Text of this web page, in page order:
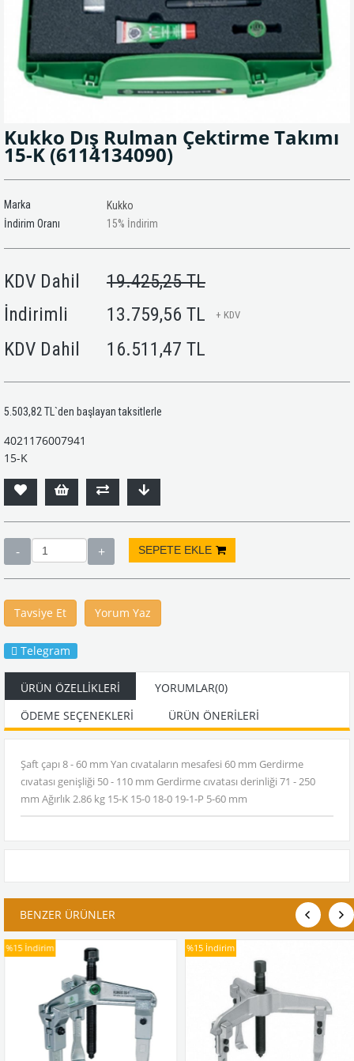
Kukko Dış Rulman Çektirme Takımı
15-K (6114134090)
Marka
Kukko
İndirim Oranı
%
15 İndirim
KDV Dahil
19.425,25 TL
İndirimli
13.759,56 TL + KDV
KDV Dahil 16.511,47 TL
5.503,82 TL `den başlayan taksitlerle
4021176007941
15-K
Tavsiye Et Yorum Yaz
Telegram
ÜRÜN ÖZELLIKLERI YORUMLAR(0)
ÖDEME SEÇENEKLERI
ÜRÜN ÖNERILERI
Şaft çapı 8 - 60 mm Yan cıvataların mesafesi 60 mm Gerdirme
cıvatası genişliği 50 - 110 mm Gerdirme cıvatası derinliği 71 - 250
mm Ağırlık 2.86 kg 15-K 15-0 18-0 19-1-P 5-60 mm
BENZER ÜRÜNLER
İndirim İndirim